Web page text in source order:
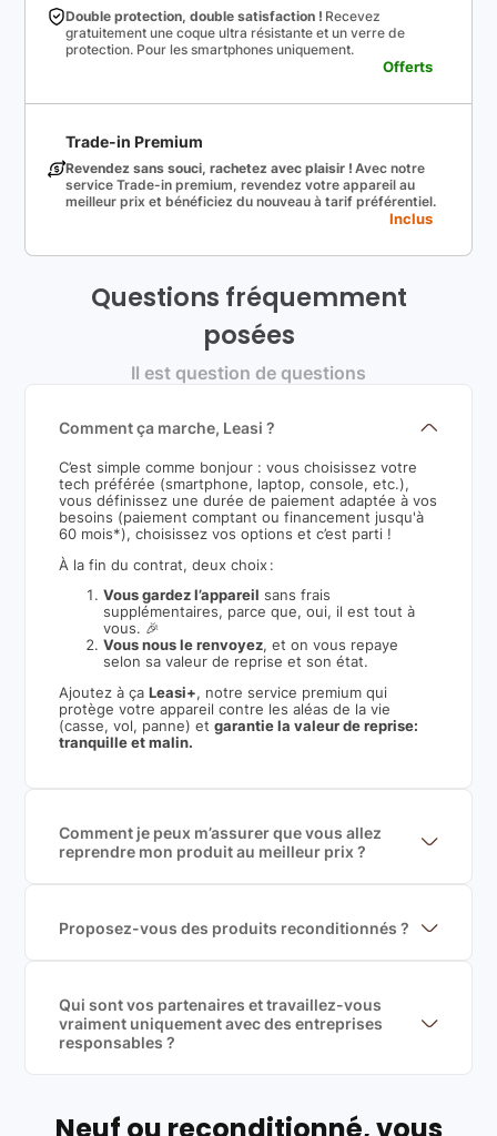
Double protection, double satisfaction ! Recevez
gratuitement une coque ultra résistante et un verre de
protection. Pour les smartphones uniquement.
Offerts
Trade-in Premium
Revendez sans souci, rachetez avec plaisir ! Avec notre
service Trade-in premium, revendez votre appareil au
meilleur prix et bénéficiez du nouveau à tarif préférentiel.
Inclus
Questions fréquemment
posées
Il est question de questions
Comment ça marche, Leasi ?
C’est simple comme bonjour : vous choisissez votre
tech préférée (smartphone, laptop, console, etc.),
vous définissez une durée de paiement adaptée à vos
besoins (paiement comptant ou financement jusqu'à
60 mois*), choisissez vos options et c’est parti !
À la fin du contrat, deux choix :
Vous gardez l’appareil sans frais
supplémentaires, parce que, oui, il est tout à
vous. 🎉
Vous nous le renvoyez, et on vous repaye
selon sa valeur de reprise et son état.
Ajoutez à ça Leasi+, notre service premium qui
protège votre appareil contre les aléas de la vie
(casse, vol, panne) etgarantie la valeur de reprise:
tranquille et malin.
Comment je peux m’assurer que vous allez
reprendre mon produit au meilleur prix ?
garantir le meilleur prix de rachat. De plus, nous
sommes rémunéré à la commission sur la valeur de
Proposez-vous des produits reconditionnés ?
produits officiels de grandes marques et du
reconditionné de haute qualité
Qui sont vos partenaires et travaillez-vous
vraiment uniquement avec des entreprises
responsables ?